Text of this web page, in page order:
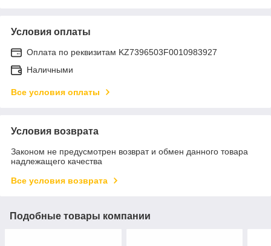
Условия оплаты
Оплата по реквизитам KZ7396503F0010983927
Наличными
Все условия оплаты
Условия возврата
Законом не предусмотрен возврат и обмен данного товара
надлежащего качества
Все условия возврата
Подобные товары компании